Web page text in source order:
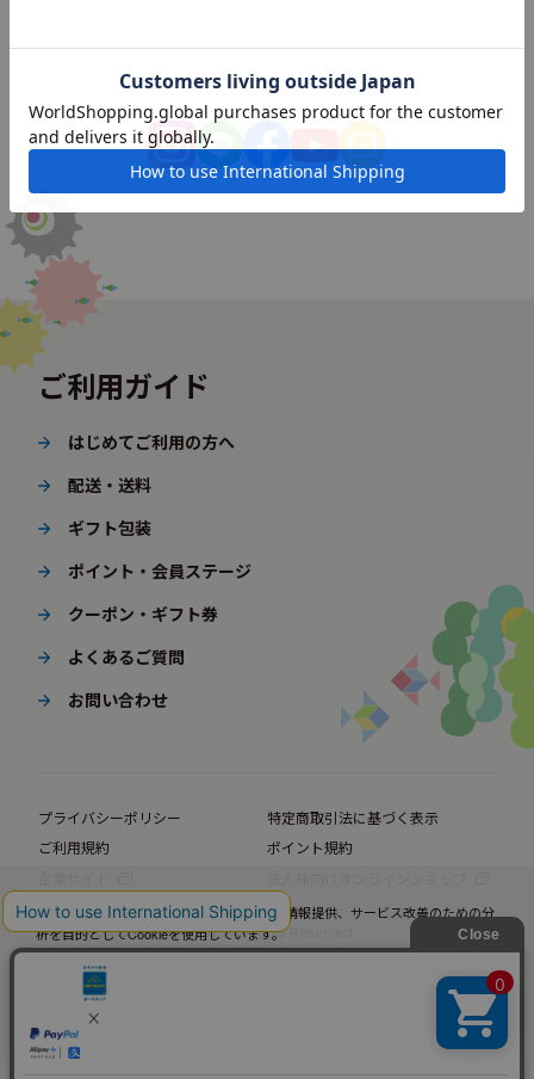
ご利用ガイド
はじめてご利用の方へ
配送・送料
ギフト包装
ポイント・会員ステージ
クーポン・ギフト券
よくあるご質問
お問い合わせ
プライバシーポリシー
特定商取引法に基づく表示
ご利用規約
ポイント規約
© BørneLund Corporation. All Rights Reserved.
当サイトではお客様の利便性向上のための情報提供、サービス改善のための分
析を目的としてCookieを使用しています。
当サイトの閲覧を継続された場合、Cookieの使用にご同意いただいたものとみ
なします。
詳細については